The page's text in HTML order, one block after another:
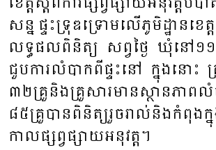
សន្ន​ ផ្ទះ​ទ្រុឌ​ទ្រោម​លើ​ភូមិដ្ឋាន​ខេ
លទ្ធ​ផល​ពិនិត្យ​ សព្វ​ថ្ងៃ​ ឃុំ​នៅ​១
ជួប​ការ​លំ​បាក​ពី​ផ្ទះ​នៅ​ ក្នុង​នោះ​ គ្
៣២​គ្រួ​និង​គ្រួ​សារ​មាន​ស្ថាន​ភា
៨៥​គ្រួ​បាន​ពិនិត្យ​រួច​រាល់​និង​កំ​ពុង​
កាល​ផ្សព្វ​ផ្សាយ​អនុ​វត្ត​។